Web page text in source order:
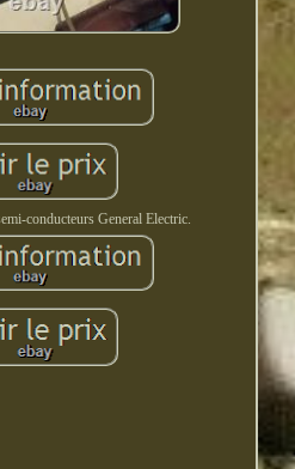
conducteurs General Electric.